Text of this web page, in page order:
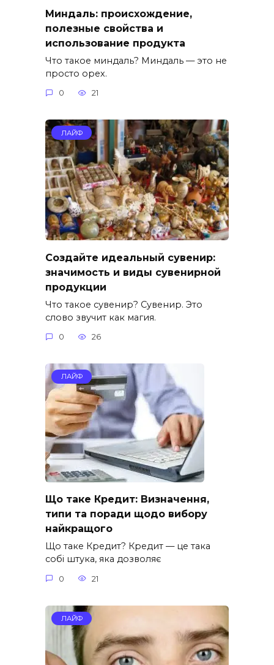
Миндаль: происхождение,
полезные свойства и
использование продукта
Что такое миндаль? Миндаль — это не
просто орех.
0 21
ЛАЙФ
Создайте идеальный сувенир:
значимость и виды сувенирной
продукции
Что такое сувенир? Сувенир. Это
слово звучит как магия.
0 26
ЛАЙФ
Що таке Кредит: Визначення,
типи та поради щодо вибору
найкращого
Що таке Кредит? Кредит — це така
собі штука, яка дозволяє
0 21
ЛАЙФ